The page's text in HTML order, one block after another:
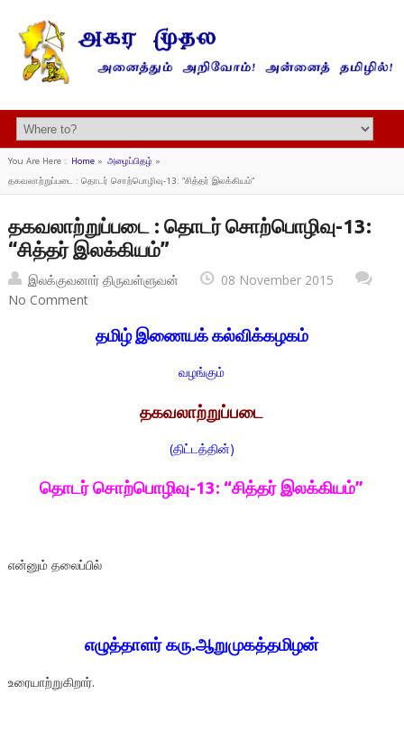
You Are Here : Home» அழைப்பிதழ் »
தகவலாற்றுப்படை : தொடர் சொற்பொழிவு-13: “சித்தர் இலக்கியம்”
தகவலாற்றுப்படை : தொடர் சொற்பொழிவு-13:
“சித்தர் இலக்கியம்”
இலக்குவனார் திருவள்ளுவன்
08 November 2015
No Comment
தமிழ் இணையக் கல்விக்கழகம்
வழங்கும்
தகவலாற்றுப்படை
(திட்டத்தின்)
தொடர் சொற்பொழிவு-13: “சித்தர் இலக்கியம்”
என்னும் தலைப்பில்
எழுத்தாளர் கரு.ஆறுமுகத்தமிழன்
உரையாற்றுகிறார்.